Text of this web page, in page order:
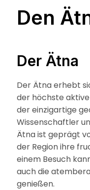
Den
Der Ätna
Der Ätna erhebt
der höchste
der einzigartige
Wissenschaftler
Ätna ist geprägt
der Region ihre
einem Besuch
auch die
genießen.